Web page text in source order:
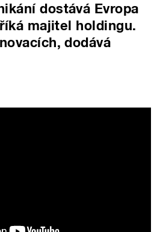
dostává Evropa
majitel holdingu.
dodává